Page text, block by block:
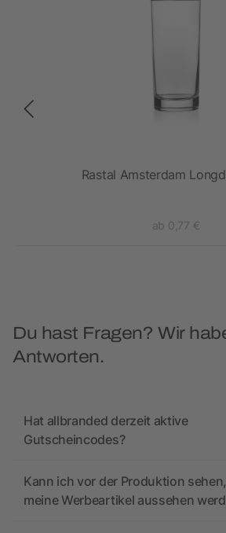
Rastal Amsterdam
ab 0,77 €
Du hast Fragen? Wir
Antworten.
Hat allbranded derzeit aktive
Gutscheincodes?
Kann ich vor der Produktion
meine Werbeartikel aussehen